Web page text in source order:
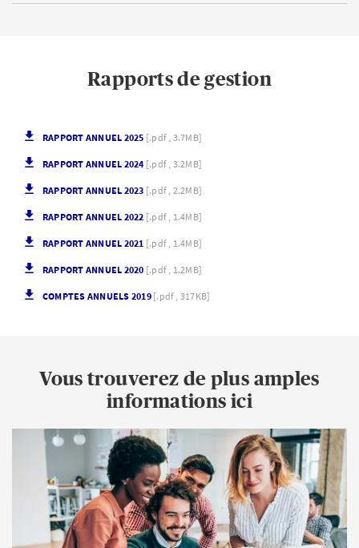
Rapports de gestion
RAPPORT ANNUEL 2025 [.pdf , 3.7MB]
RAPPORT ANNUEL 2024 [.pdf , 3.2MB]
RAPPORT ANNUEL 2023 [.pdf , 2.2MB]
RAPPORT ANNUEL 2022 [.pdf , 1.4MB]
RAPPORT ANNUEL 2021 [.pdf , 1.4MB]
RAPPORT ANNUEL 2020 [.pdf , 1.2MB]
COMPTES ANNUELS 2019 [.pdf , 317KB]
Vous trouverez de plus amples
informations ici